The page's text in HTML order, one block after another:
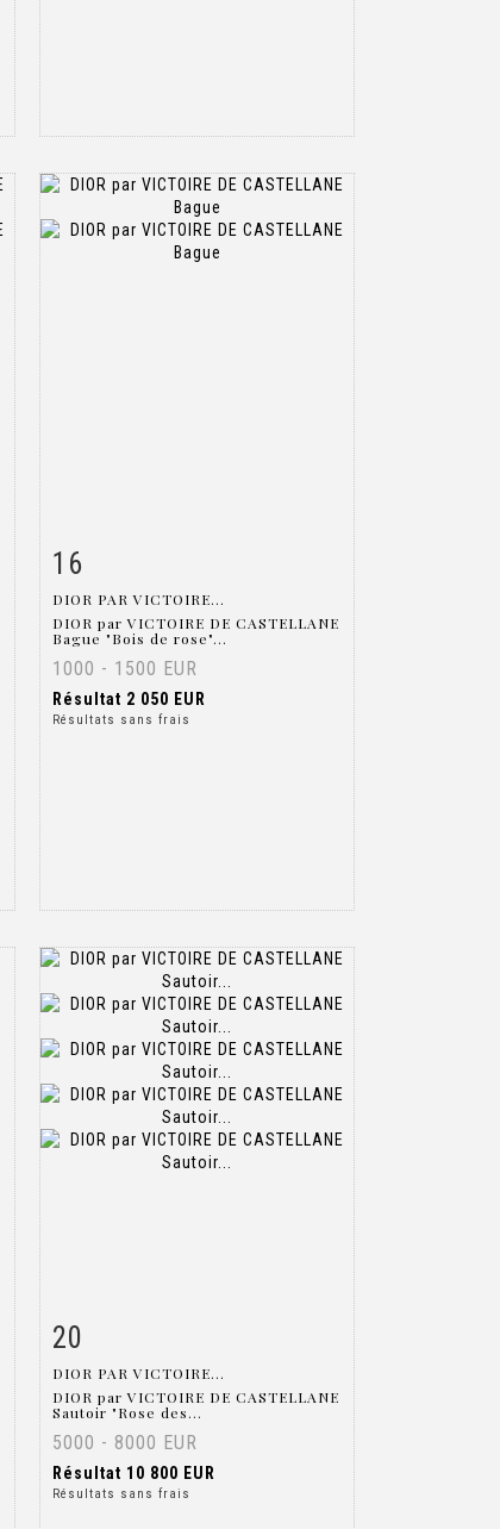
Fiche détaillée
16
DIOR PAR VICTOIRE...
DIOR par VICTOIRE DE CASTELLANE
Bague "Bois de rose"...
1000 - 1500 EUR
Résultat 2 050 EUR
Résultats sans frais
Fiche détaillée
20
DIOR PAR VICTOIRE...
DIOR par VICTOIRE DE CASTELLANE
Sautoir "Rose des...
5000 - 8000 EUR
Résultat 10 800 EUR
Résultats sans frais